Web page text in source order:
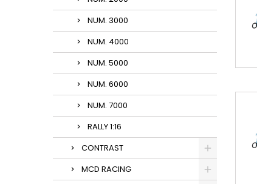
NUM. 3000
NUM. 4000
NUM. 5000
NUM. 6000
NUM. 7000
RALLY 1:16
CONTRAST
MCD RACING